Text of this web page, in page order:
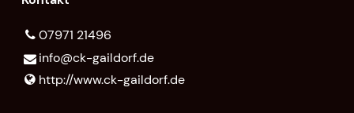
07971 21496
info@​ck-gaildorf.​de
http://www.​ck-gaildorf.​de